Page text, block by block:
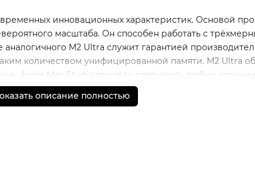
инновационных характеристик. Основой
масштаба. Он способен работать с
M2 Ultra служит гарантией
количеством унифицированной памяти. M2 Ultra
Apple Mac Studio призван разрушить любые
памяти, а в M2 Ultra – до 192 Гб.
лёгкости, а также отсутствия отвлекающих
описание полностью